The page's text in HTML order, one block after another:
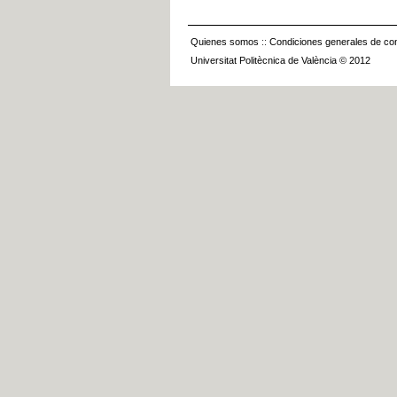
Quienes somos :: Condiciones generales de
Universitat Politècnica de València © 2012